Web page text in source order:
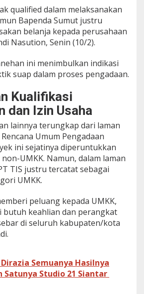
d
a
S
u
m
T
e
b
u
p
1
3
,
7
M
i
i
a
r
qualified dalam melaksanakan
Bapenda Sumut justru
belanja kepada perusahaan
Nasution, Senin (10/2).
ini menimbulkan indikasi
suap dalam proses pengadaan.
Kualifikasi
dan Izin Usaha
lainnya terungkap dari laman
Umum Pengadaan
ini sejatinya diperuntukkan
UMKK. Namun, dalam laman
TIS justru tercatat sebagai
UMKK.
peluang kepada UMKK,
butuh keahlian dan perangkat
di seluruh kabupaten/kota
Dirazia Semuanya Hasilnya
Satunya Studio 21 Siantar